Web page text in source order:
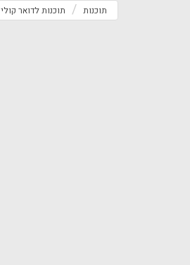
תוכנות תוכנות לדואר קולי